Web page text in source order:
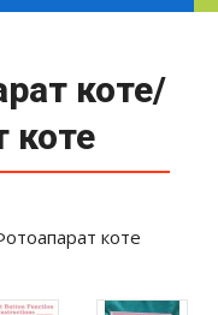
коте/
коте
коте